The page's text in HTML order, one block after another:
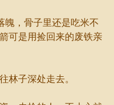
，骨子里还是吃米不
可是用捡回来的废铁亲
子深处走去。